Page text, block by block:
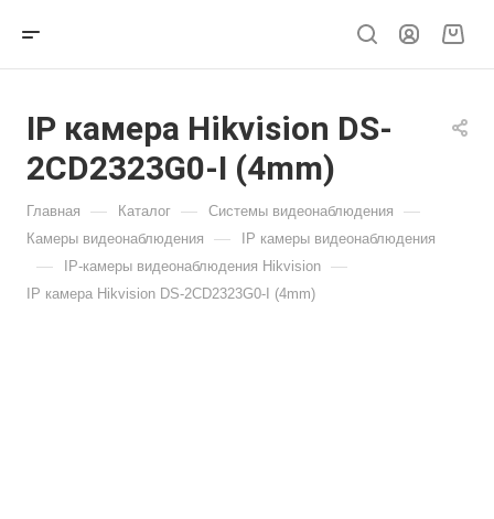
IP камера Hikvision DS-
2CD2323G0-I (4mm)
Главная — Каталог — Системы видеонаблюдения —
Камеры видеонаблюдения — IP камеры видеонаблюдения
— IP-камеры видеонаблюдения Hikvision —
IP камера Hikvision DS-2CD2323G0-I (4mm)